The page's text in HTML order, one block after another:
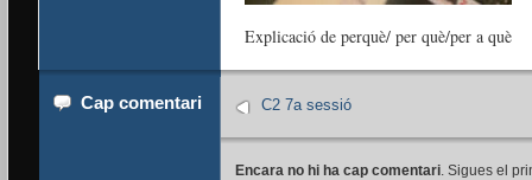
Explicació de perquè/ per què/per a què
Cap comentari C2 7a sessió
Encara no hi ha cap comentari. Sigues el